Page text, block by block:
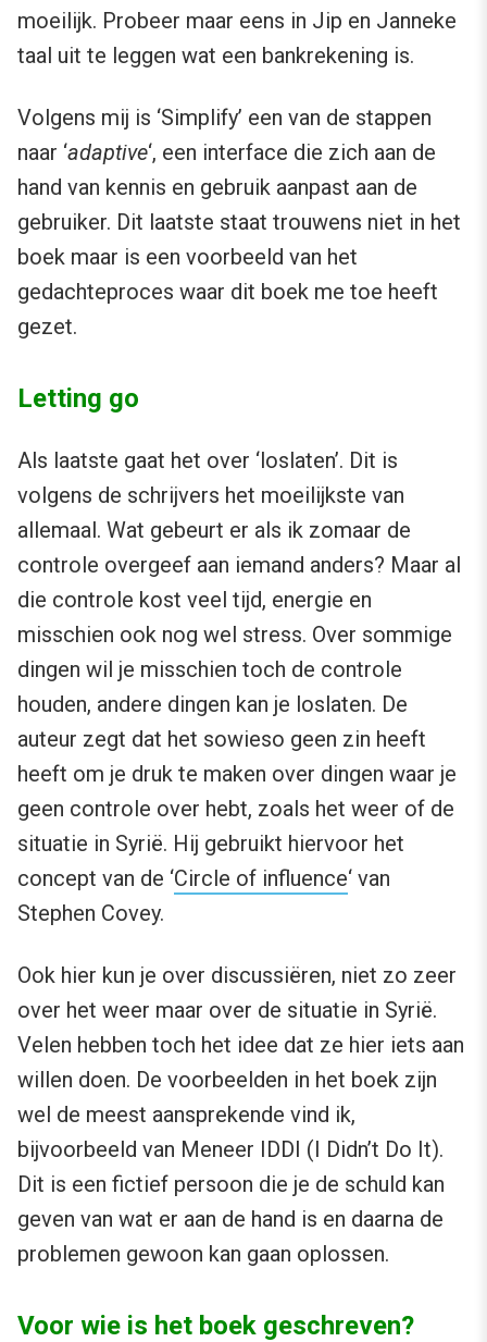
moeilijk. Probeer maar eens in Jip en Janneke
taal uit te leggen wat een bankrekening is.
Volgens mij is ‘Simplify’ een van de stappen
naar ‘adaptive‘, een interface die zich aan de
hand van kennis en gebruik aanpast aan de
gebruiker. Dit laatste staat trouwens niet in het
boek maar is een voorbeeld van het
gedachteproces waar dit boek me toe heeft
gezet.
Letting go
Als laatste gaat het over ‘loslaten’. Dit is
volgens de schrijvers het moeilijkste van
allemaal. Wat gebeurt er als ik zomaar de
controle overgeef aan iemand anders? Maar al
die controle kost veel tijd, energie en
misschien ook nog wel stress. Over sommige
dingen wil je misschien toch de controle
houden, andere dingen kan je loslaten. De
auteur zegt dat het sowieso geen zin heeft
heeft om je druk te maken over dingen waar je
geen controle over hebt, zoals het weer of de
situatie in Syrië. Hij gebruikt hiervoor het
concept van de ‘Circle of influence‘ van
Stephen Covey.
Ook hier kun je over discussiëren, niet zo zeer
over het weer maar over de situatie in Syrië.
Velen hebben toch het idee dat ze hier iets aan
willen doen. De voorbeelden in het boek zijn
wel de meest aansprekende vind ik,
bijvoorbeeld van Meneer IDDI (I Didn’t Do It).
Dit is een fictief persoon die je de schuld kan
geven van wat er aan de hand is en daarna de
problemen gewoon kan gaan oplossen.
Voor wie is het boek geschreven?